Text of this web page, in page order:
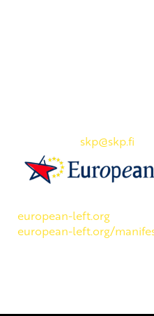
skp@skp.fi
european-left.org
european-left.org/